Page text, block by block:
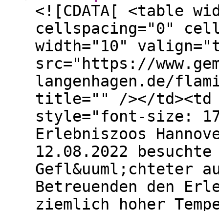
<![CDATA[ <table
cellspacing="0"
width="10"
src="https://
langenhagen.de/
title="" /></td><td
style="font-size:
Erlebniszoos
12.08.2022
Gefl&uuml;chteter
Betreuenden den
ziemlich hoher